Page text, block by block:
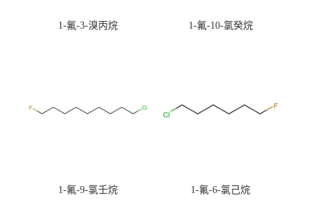
1-氟-3-溴丙烷 1-氟-10-氯癸烷
1-氟-9-氯壬烷 1-氟-6-氯己烷